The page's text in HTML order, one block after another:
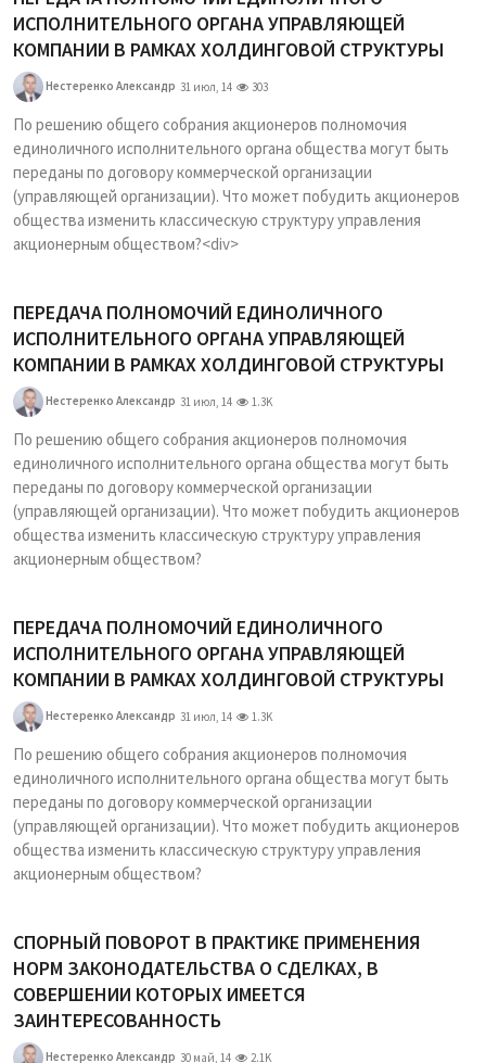
ИСПОЛНИТЕЛЬНОГО ОРГАНА УПРАВЛЯЮЩЕЙ
КОМПАНИИ В РАМКАХ ХОЛДИНГОВОЙ СТРУКТУРЫ
Нестеренко Александр 31 июл, 14 303
По решению общего собрания акционеров полномочия
единоличного исполнительного органа общества могут быть
переданы по договору коммерческой организации
(управляющей организации). Что может побудить акционеров
общества изменить классическую структуру управления
акционерным обществом?<div>
ПЕРЕДАЧА ПОЛНОМОЧИЙ ЕДИНОЛИЧНОГО
ИСПОЛНИТЕЛЬНОГО ОРГАНА УПРАВЛЯЮЩЕЙ
КОМПАНИИ В РАМКАХ ХОЛДИНГОВОЙ СТРУКТУРЫ
Нестеренко Александр 31 июл, 14 1.3K
По решению общего собрания акционеров полномочия
единоличного исполнительного органа общества могут быть
переданы по договору коммерческой организации
(управляющей организации). Что может побудить акционеров
общества изменить классическую структуру управления
акционерным обществом?
ПЕРЕДАЧА ПОЛНОМОЧИЙ ЕДИНОЛИЧНОГО
ИСПОЛНИТЕЛЬНОГО ОРГАНА УПРАВЛЯЮЩЕЙ
КОМПАНИИ В РАМКАХ ХОЛДИНГОВОЙ СТРУКТУРЫ
Нестеренко Александр 31 июл, 14 1.3K
По решению общего собрания акционеров полномочия
единоличного исполнительного органа общества могут быть
переданы по договору коммерческой организации
(управляющей организации). Что может побудить акционеров
общества изменить классическую структуру управления
акционерным обществом?
СПОРНЫЙ ПОВОРОТ В ПРАКТИКЕ ПРИМЕНЕНИЯ
НОРМ ЗАКОНОДАТЕЛЬСТВА О СДЕЛКАХ, В
СОВЕРШЕНИИ КОТОРЫХ ИМЕЕТСЯ
ЗАИНТЕРЕСОВАННОСТЬ
Нестеренко Александр 30 май, 14 2.1K